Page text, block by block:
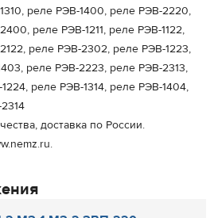
реле РЭВ-1400, реле РЭВ-2220,
реле РЭВ-1211, реле РЭВ-1122,
реле РЭВ-2302, реле РЭВ-1223,
реле РЭВ-2223, реле РЭВ-2313,
реле РЭВ-1314, реле РЭВ-1404,
доставка по России.